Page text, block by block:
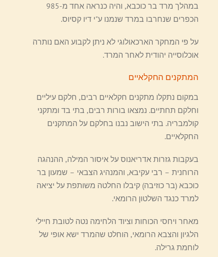
במהלך מרד בר כוכבא, והיה כנראה אחד מ-985
הכפרים שנחרבו במרד שנמנו ע"י דיו קסיוס.
על פי המחקר הארכאולוגי לא ניתן לקבוע האם נותרה
אוכלוסייה יהודית לאחר המרד.
המתקנים החקלאיים
במקום נתקלו מתקנים חקלאיים רבים, חלקם עיליים
וחלקם תחתיים. נמצאו בורות רבים, בתי בד ומתקני
קולמבריה. בתי הישוב נבנו בחלקם על המתקנים
החקלאיים.
בעקבות גזרות אדריאנוס על איסור המילה, ההנהגה
הרוחנית – רבי עקיבא, והמנהיג הצבאי – שמעון בר
כוכבא (בר כוזיבה) קיבלו החלטה משותפת על יציאה
למרד כנגד השלטון הרומאי.
מאחר ויחסי הכוחות וציוד הלחימה נטה לטובת חיילי
הלגיון והצבא הרומאי, הוחלט שהמרד ישא אופי של
לוחמת גרילה.